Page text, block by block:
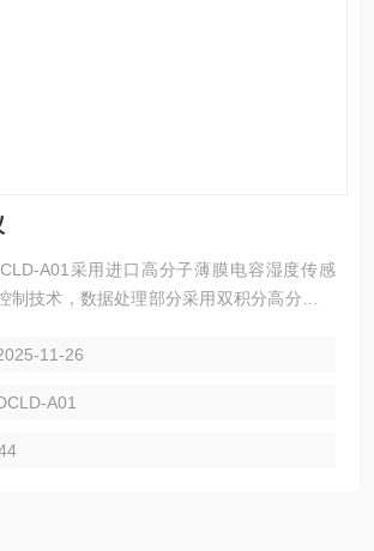
A01采用进口高分子薄膜电容湿度传感
制技术，数据处理部分采用双积分高分辨率
气、石油化工、冶金、电子电力、机械制造
11-26
A01